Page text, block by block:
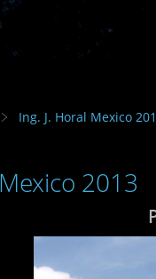
Ing. J. Horal Mexico
2013